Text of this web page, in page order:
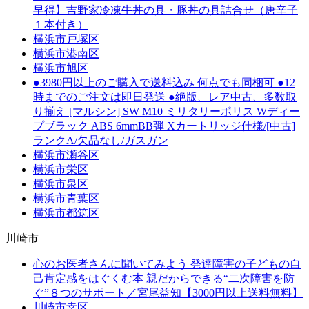
早得】吉野家冷凍牛丼の具・豚丼の具詰合せ（唐辛子
１本付き）
横浜市戸塚区
横浜市港南区
横浜市旭区
●3980円以上のご購入で送料込み 何点でも同梱可 ●12
時までのご注文は即日発送 ●絶版、レア中古、多数取
り揃え [マルシン] SW M10 ミリタリーポリス Wディー
プブラック ABS 6mmBB弾 Xカートリッジ仕様/[中古]
ランクA/欠品なし/ガスガン
横浜市瀬谷区
横浜市栄区
横浜市泉区
横浜市青葉区
横浜市都筑区
川崎市
心のお医者さんに聞いてみよう 発達障害の子どもの自
己肯定感をはぐくむ本 親だからできる“二次障害を防
ぐ”８つのサポート／宮尾益知【3000円以上送料無料】